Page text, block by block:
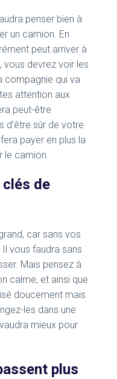
penser bien à
un camion. En
peut arriver à
vous devrez voir les
compagnie qui va
attention aux
peut-être
d’être sûr de votre
payer en plus la
le camion.
de
car sans vos
vous faudra sans
Mais pensez à
calme, et ainsi que
doucement mais
les dans une
mieux pour
plus